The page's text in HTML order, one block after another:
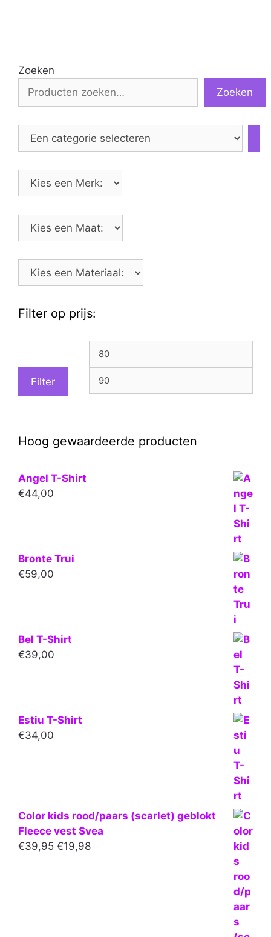
Zoeken
Zoeken
Een
Filter op prijs:
Min.
prijs
Filter
Hoog gewaardeerde producten
Angel T-Shirt
€44,00
Bronte Trui
€59,00
Bel T-Shirt
€39,00
Estiu T-Shirt
€34,00
Color kids rood/paars (scarlet) geblokt
Fleece vest Svea
€39,95 Oorspronkelijke
€19,98Huidige